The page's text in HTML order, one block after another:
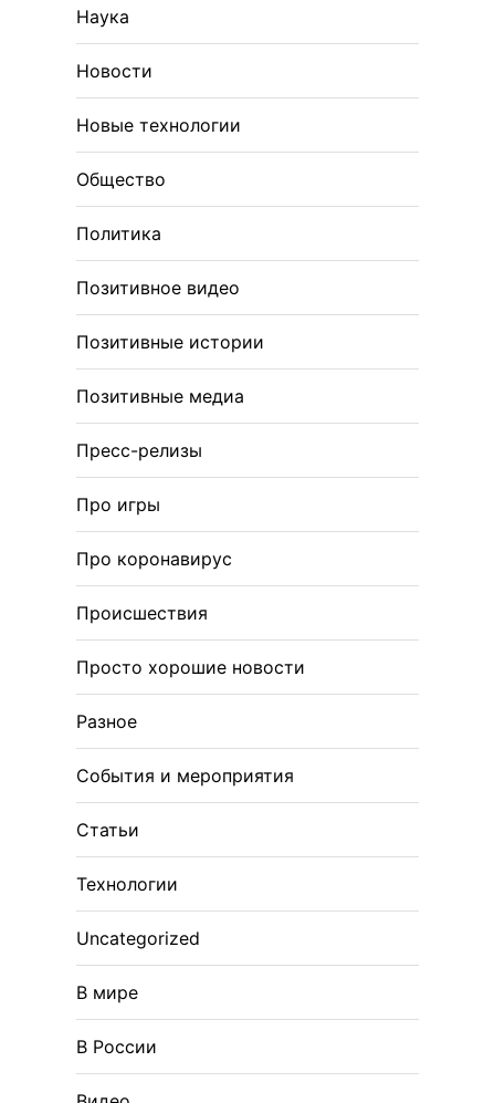
Наука
Новости
Новые технологии
Общество
Политика
Позитивное видео
Позитивные истории
Позитивные медиа
Пресс-релизы
Про игры
Про коронавирус
Происшествия
Просто хорошие новости
Разное
События и мероприятия
Статьи
Технологии
Uncategorized
В мире
В России